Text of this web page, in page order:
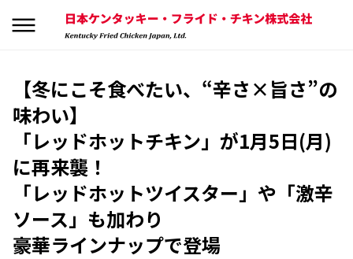
【冬にこそ食べたい、“辛さ×旨さ”の
味わい】
「レッドホットチキン」が1月5日(月)
に再来襲！
「レッドホットツイスター」や「激辛
ソース」も加わり
豪華ラインナップで登場